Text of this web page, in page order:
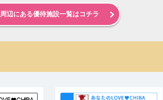
周辺にある優待施設一覧はコチラ